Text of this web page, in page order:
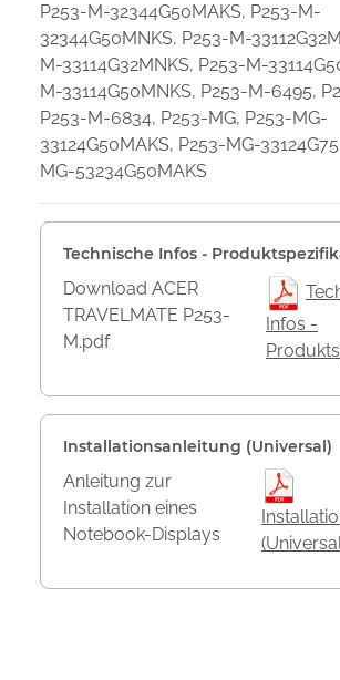
P253-M-32344G50MAKS, P253-M-
32344G50MNKS, P253-M-
M-33114G32MNKS, P253-M-
M-33114G50MNKS, P253-M-6495,
P253-M-6834, P253-MG, P253-MG-
33124G50MAKS, P253-MG-
MG-53234G50MAKS
Technische Infos -
Download ACER
TRAVELMATE P253-
M.pdf
Infos -
Installationsanleitung (Universal)
Anleitung zur
Installation eines
Notebook-Displays